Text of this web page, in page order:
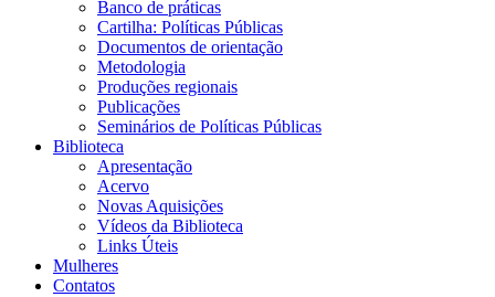
Banco de práticas
Cartilha: Políticas Públicas
Documentos de orientação
Metodologia
Produções regionais
Publicações
Seminários de Políticas Públicas
Biblioteca
Apresentação
Acervo
Novas Aquisições
Vídeos da Biblioteca
Links Úteis
Mulheres
Contatos